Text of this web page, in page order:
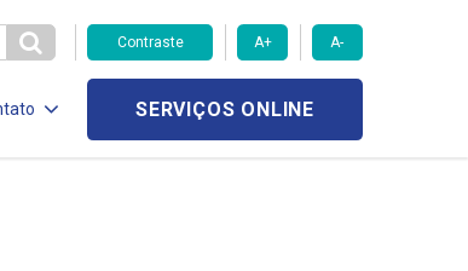
Contraste A+ A-
SERVIÇOS ONLINE